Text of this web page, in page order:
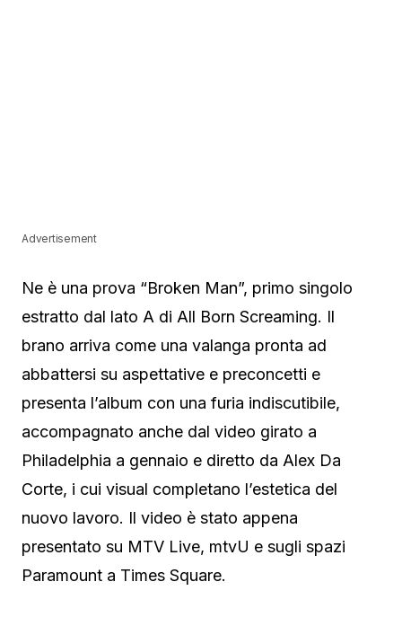
Advertisement
Ne è una prova “Broken Man”, primo singolo
estratto dal lato A di All Born Screaming. Il
brano arriva come una valanga pronta ad
abbattersi su aspettative e preconcetti e
presenta l’album con una furia indiscutibile,
accompagnato anche dal video girato a
Philadelphia a gennaio e diretto da Alex Da
Corte, i cui visual completano l’estetica del
nuovo lavoro. Il video è stato appena
presentato su MTV Live, mtvU e sugli spazi
Paramount a Times Square.